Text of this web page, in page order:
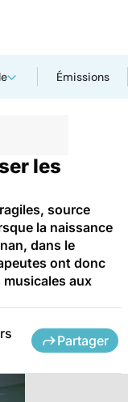
Émissions
les
source
la naissance
dans le
ont donc
aux
Partager